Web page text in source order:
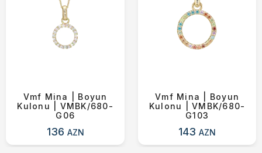
Vmf Mina | Boyun
Kulonu | VMBK/680-
G06
136 AZN
Vmf Mina | Boyun
Kulonu | VMBK/680-
G103
143AZN